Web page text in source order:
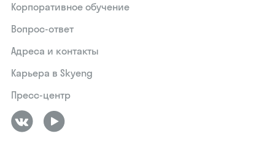
Корпоративное обучение
Вопрос-ответ
Адреса и контакты
Карьера в Skyeng
Пресс-центр